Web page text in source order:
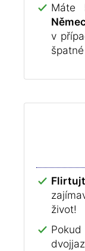
Máte
v
život!